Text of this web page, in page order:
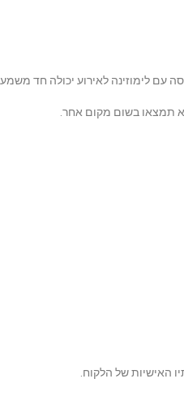
עם לימוזינה לאירוע יכולה חד
תמצאו בשום מקום אחר.
האישיות של הלקוח.